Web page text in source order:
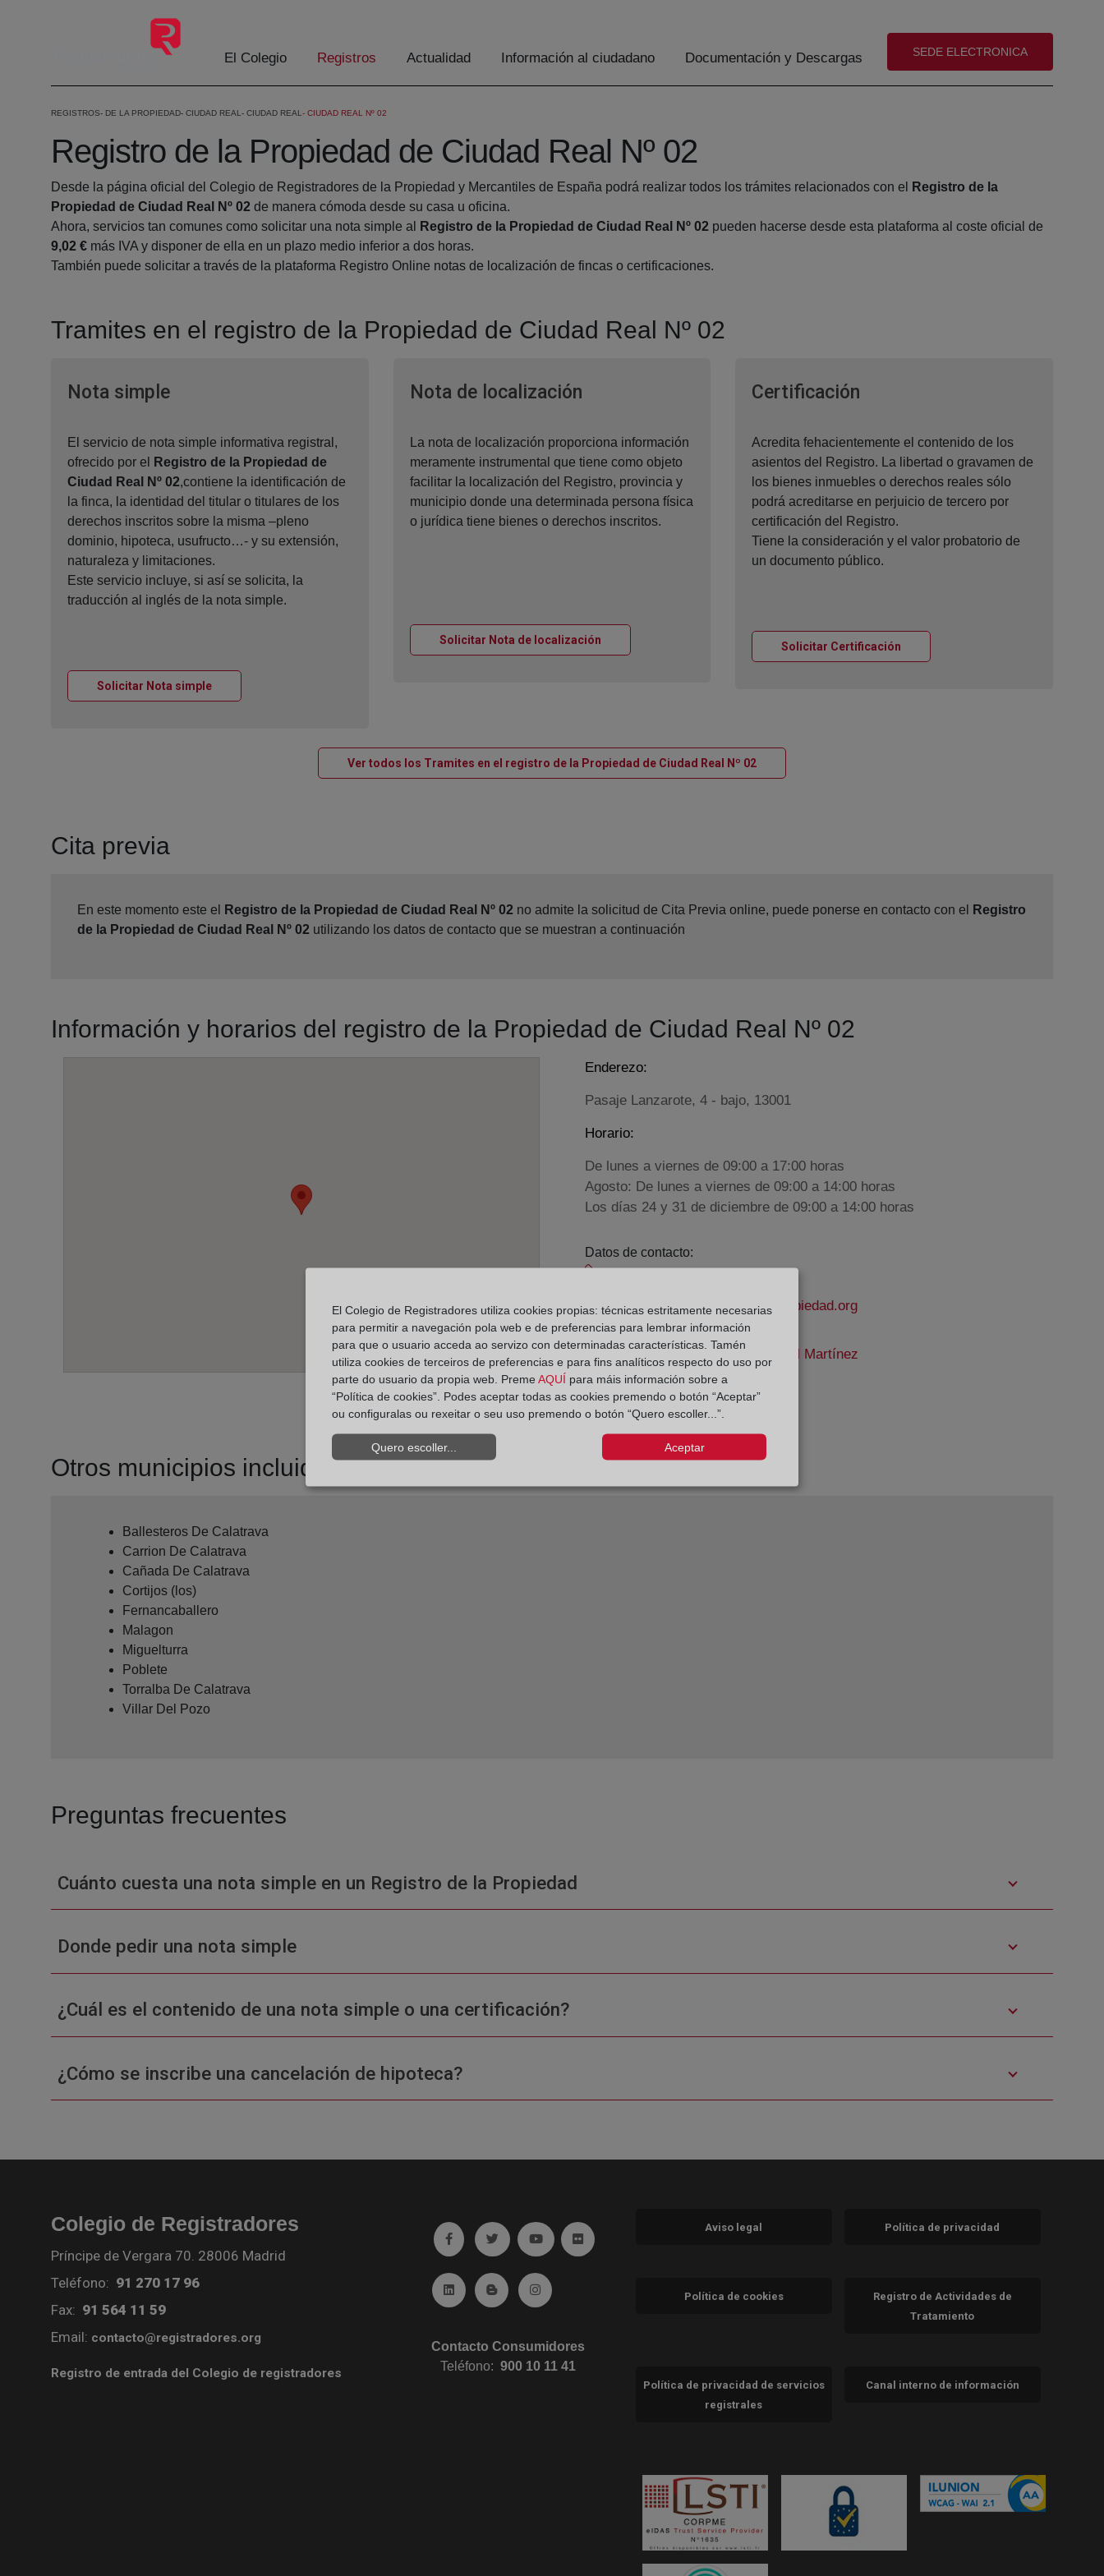
El Colegio Registros Actualidad Información al ciudadano Documentación y Descargas (abre en nueva ventana)
SEDE ELECTRONICA
REGISTROS DE LA PROPIEDAD CIUDAD REAL CIUDAD REAL CIUDAD REAL Nº 02
Registro de la Propiedad de Ciudad Real Nº 02
Desde la página oficial del Colegio de Registradores de la Propiedad y Mercantiles de España podrá realizar todos los trámites relacionados con el
Registro de la
Propiedad de Ciudad Real Nº 02 de manera cómoda desde su casa u oficina.
Ahora, servicios tan comunes como solicitar una nota simple al
Registro de la Propiedad de Ciudad Real Nº 02 pueden hacerse desde esta plataforma al coste oficial de
9,02 € más IVA y disponer de ella en un plazo medio inferior a dos horas.
También puede solicitar a través de la plataforma Registro Online notas de localización de fincas o certificaciones.
Tramites en el registro de la Propiedad de Ciudad Real Nº 02
Nota simpleVentana nueva
El servicio de nota simple informativa registral,
ofrecido por el
Registro de la Propiedad de
Ciudad Real Nº 02,contiene la identificación de
la finca, la identidad del titular o titulares de los
derechos inscritos sobre la misma –pleno
dominio, hipoteca, usufructo…- y su extensión,
naturaleza y limitaciones.
Este servicio incluye, si así se solicita, la
traducción al inglés de la nota simple.
Solicitar Nota simpleVentana nueva
Nota de localizaciónVentana nueva
La nota de localización proporciona información
meramente instrumental que tiene como objeto
facilitar la localización del Registro, provincia y
municipio donde una determinada persona física
o jurídica tiene bienes o derechos inscritos.
Solicitar Nota de localizaciónVentana nueva
Certificación
Acredita fehacientemente el contenido de los
asientos del Registro. La libertad o gravamen de
los bienes inmuebles o derechos reales sólo
podrá acreditarse en perjuicio de tercero por
certificación del Registro.
Tiene la consideración y el valor probatorio de
un documento público.
Solicitar Certificación
Ver todos los Tramites en el registro de la Propiedad de Ciudad Real Nº 02
Cita previa
En este momento este el Registro de la Propiedad de Ciudad Real Nº 02 no admite la solicitud de Cita Previa online, puede ponerse en contacto con el
Registro
de la Propiedad de Ciudad Real Nº 02 utilizando los datos de contacto que se muestran a continuación
Información y horarios del registro de la Propiedad de Ciudad Real Nº 02
Enderezo:
Pasaje Lanzarote, 4 - bajo, 13001
Horario:
De lunes a viernes de 09:00 a 17:00 horas
Agosto: De lunes a viernes de 09:00 a 14:00 horas
Los días 24 y 31 de diciembre de 09:00 a 14:00 horas
Datos de contacto:
ciudadreal2@registrodelapropiedad.org
Datos del Registrador:
Rosa M.ª Montijano-Carbonell Martínez
Delegado de Protección de Datos:
dpo@corpme.es
Otros municipios incluidos en el distrito hipotecario
Ballesteros De Calatrava
Carrion De Calatrava
Cañada De Calatrava
Cortijos (los)
Fernancaballero
Malagon
Miguelturra
Poblete
Torralba De Calatrava
Villar Del Pozo
Preguntas frecuentes
Cuánto cuesta una nota simple en un Registro de la Propiedad
Donde pedir una nota simple
¿Cuál es el contenido de una nota simple o una certificación?
¿Cómo se inscribe una cancelación de hipoteca?
Colegio de Registradores
Príncipe de Vergara 70. 28006 Madrid
Teléfono: 91 270 17 96
Fax: 91 564 11 59
Email: contacto@registradores.org
Registro de entrada del Colegio de registradores
Ir a facebook (abre en ventana nueva)
Ir a twitter (abre en ventana nueva)
Ir a YouTube (abre en ventana nueva)
Ir a Flickr (abre en ventana nueva)
Ir a Linkedin (abre en ventana nueva)
Ir al Blog (abre en ventana nueva)
Ir a Instagram (abre en ventana nueva)
Contacto Consumidores
Teléfono:900 10 11 41
Aviso legal Política de privacidad
Política de cookies
Registro de Actividades de
Tratamiento
Política de privacidad de servicios
registrales
Canal interno de información
El Colegio de Registradores utiliza cookies propias: técnicas estritamente necesarias
para permitir a navegación pola web e de preferencias para lembrar información
para que o usuario acceda ao servizo con determinadas características. Tamén
utiliza cookies de terceiros de preferencias e para fins analíticos respecto do uso por
parte do usuario da propia web. Preme AQUÍ para máis información sobre a
“Política de cookies”. Podes aceptar todas as cookies premendo o botón “Aceptar”
ou configuralas ou rexeitar o seu uso premendo o botón “Quero escoller...”.
Quero escoller... Aceptar